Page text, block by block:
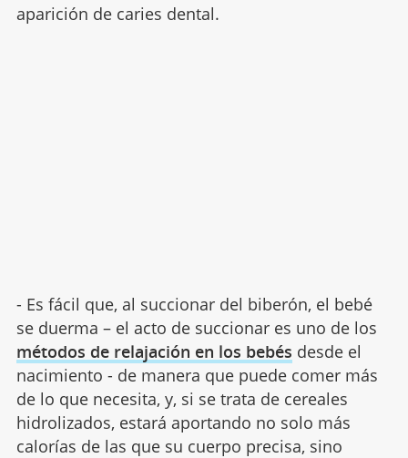
aparición de caries dental.
- Es fácil que, al succionar del biberón, el bebé
se duerma – el acto de succionar es uno de los
métodos de relajación en los bebés desde el
nacimiento - de manera que puede comer más
de lo que necesita, y, si se trata de cereales
hidrolizados, estará aportando no solo más
calorías de las que su cuerpo precisa, sino